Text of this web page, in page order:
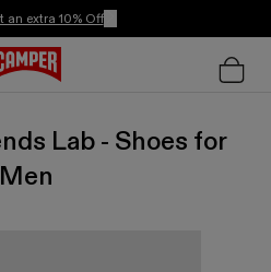
an extra 10% Off
Lab - Shoes for
Men